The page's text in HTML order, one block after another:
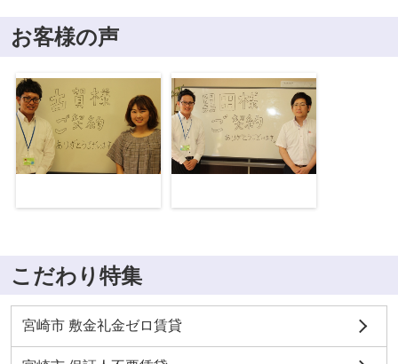
お客様の声
こだわり特集
宮崎市 敷金礼金ゼロ賃貸